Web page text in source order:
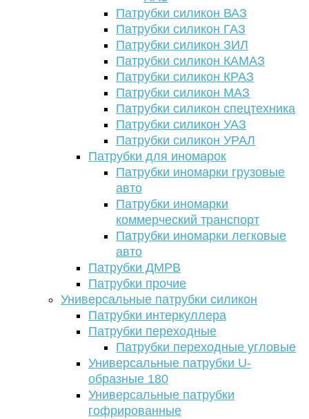
Патрубки силикон ВАЗ
Патрубки силикон ГАЗ
Патрубки силикон ЗИЛ
Патрубки силикон КАМАЗ
Патрубки силикон КРАЗ
Патрубки силикон МАЗ
Патрубки силикон спецтехника
Патрубки силикон УАЗ
Патрубки силикон УРАЛ
Патрубки для иномарок
Патрубки иномарки грузовые
авто
Патрубки иномарки
коммерческий транспорт
Патрубки иномарки легковые
авто
Патрубки ДМРВ
Патрубки прочие
Универсальные патрубки силикон
Патрубки интеркуллера
Патрубки переходные
Патрубки переходные угловые
Универсальные патрубки U-
образные 180
Универсальные патрубки
гофрированные